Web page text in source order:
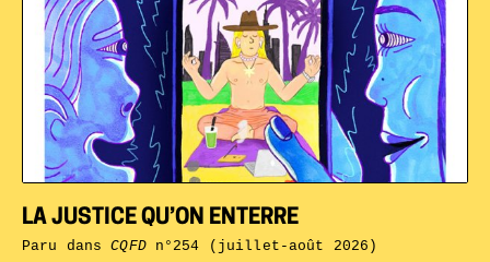
LA JUSTICE QU’ON ENTERRE
Paru dansCQFDn°254 (juillet-août 2026)